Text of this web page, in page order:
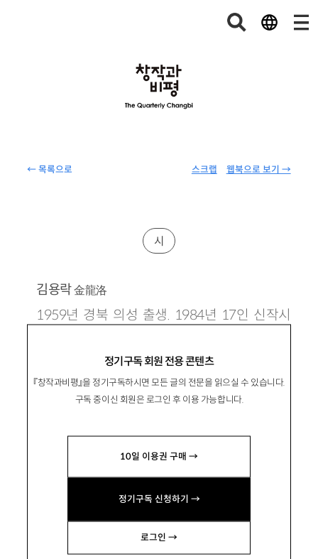
← 목록으로 웹북으로 보기 →
스크랩
정기구독 회원 전용 콘텐츠
『창작과비평』을 정기구독하시면 모든 글의 전문을 읽으실 수 있습니다.
구독 중이신 회원은 로그인 후 이용 가능합니다.
10일 이용권 구매 →
정기구독 신청하기 →
로그인 →
시
김용락金龍洛
1959년 경북 의성 출생. 1984년 17인 신작시
차소리를 듣고 싶다』등이 있음.
yrk525@hanmail.net
시 같지 않은 시 3